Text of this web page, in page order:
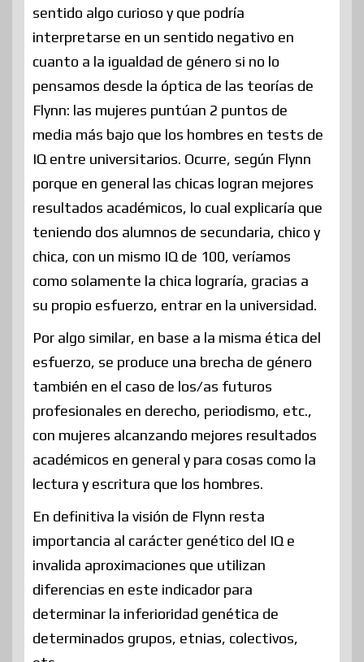
sentido algo curioso y que podría
interpretarse en un sentido negativo en
cuanto a la igualdad de género si no lo
pensamos desde la óptica de las teorías de
Flynn: las mujeres puntúan 2 puntos de
media más bajo que los hombres en tests de
IQ entre universitarios. Ocurre, según Flynn
porque en general las chicas logran mejores
resultados académicos, lo cual explicaría que
teniendo dos alumnos de secundaria, chico y
chica, con un mismo IQ de 100, veríamos
como solamente la chica lograría, gracias a
su propio esfuerzo, entrar en la universidad.
Por algo similar, en base a la misma ética del
esfuerzo, se produce una brecha de género
también en el caso de los/as futuros
profesionales en derecho, periodismo, etc.,
con mujeres alcanzando mejores resultados
académicos en general y para cosas como la
lectura y escritura que los hombres.
En definitiva la visión de Flynn resta
importancia al carácter genético del IQ e
invalida aproximaciones que utilizan
diferencias en este indicador para
determinar la inferioridad genética de
determinados grupos, etnias, colectivos,